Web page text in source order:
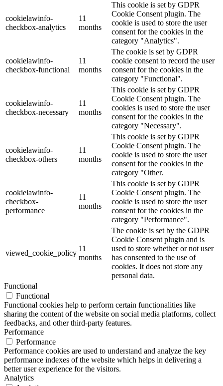
cookielawinfo-
checkbox-analytics
11
months
This cookie is set by GDPR
Cookie Consent plugin. The
cookie is used to store the user
consent for the cookies in the
category "Analytics".
cookielawinfo-
checkbox-functional
11
months
The cookie is set by GDPR
cookie consent to record the user
consent for the cookies in the
category "Functional".
cookielawinfo-
checkbox-necessary
11
months
This cookie is set by GDPR
Cookie Consent plugin. The
cookies is used to store the user
consent for the cookies in the
category "Necessary".
cookielawinfo-
checkbox-others
11
months
This cookie is set by GDPR
Cookie Consent plugin. The
cookie is used to store the user
consent for the cookies in the
category "Other.
cookielawinfo-
checkbox-
performance
11
months
This cookie is set by GDPR
Cookie Consent plugin. The
cookie is used to store the user
consent for the cookies in the
category "Performance".
viewed_cookie_policy
11
months
The cookie is set by the GDPR
Cookie Consent plugin and is
used to store whether or not user
has consented to the use of
cookies. It does not store any
personal data.
Functional
Functional
Functional cookies help to perform certain functionalities like
sharing the content of the website on social media platforms, collect
feedbacks, and other third-party features.
Performance
Performance
Performance cookies are used to understand and analyze the key
performance indexes of the website which helps in delivering a
better user experience for the visitors.
Analytics